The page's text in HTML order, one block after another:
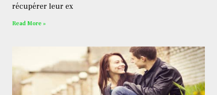
récupérer leur ex
Read More »